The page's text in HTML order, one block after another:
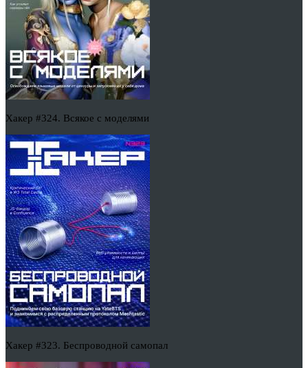
Хакер #324. Всякое с моделями
Хакер #323. Беспроводной самопал